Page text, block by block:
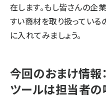
在します。もし皆さんの企
すい商材を取り扱ってい
に入れてみましょう。
今回のおまけ情報
ツールは担当者の